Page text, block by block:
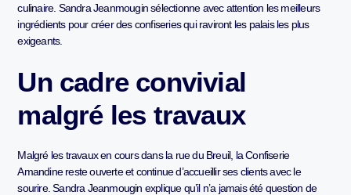
culinaire. Sandra Jeanmougin sélectionne avec attention les meilleurs
ingrédients pour créer des confiseries qui raviront les palais les plus
exigeants.
Un cadre convivial
malgré les travaux
Malgré les travaux en cours dans la rue du Breuil, la Confiserie
Amandine reste ouverte et continue d’accueillir ses clients avec le
sourire. Sandra Jeanmougin explique qu’il n’a jamais été question de